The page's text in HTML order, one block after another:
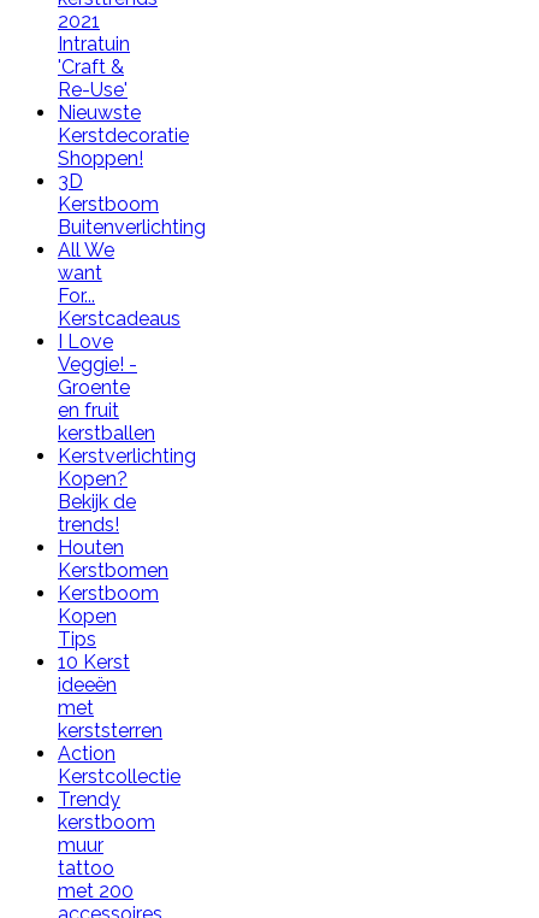
2021
Intratuin
'Craft &
Re-Use'
Nieuwste
Kerstdecoratie
Shoppen!
3D
Kerstboom
Buitenverlichting
All We
want
For...
Kerstcadeaus
I Love
Veggie! -
Groente
en fruit
kerstballen
Kerstverlichting
Kopen?
Bekijk de
trends!
Houten
Kerstbomen
Kerstboom
Kopen
Tips
10 Kerst
ideeën
met
kerststerren
Action
Kerstcollectie
Trendy
kerstboom
muur
tattoo
met 200
accessoires